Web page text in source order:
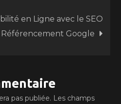
en Ligne avec le SEO
Référencement Google
pas publiée. Les champs